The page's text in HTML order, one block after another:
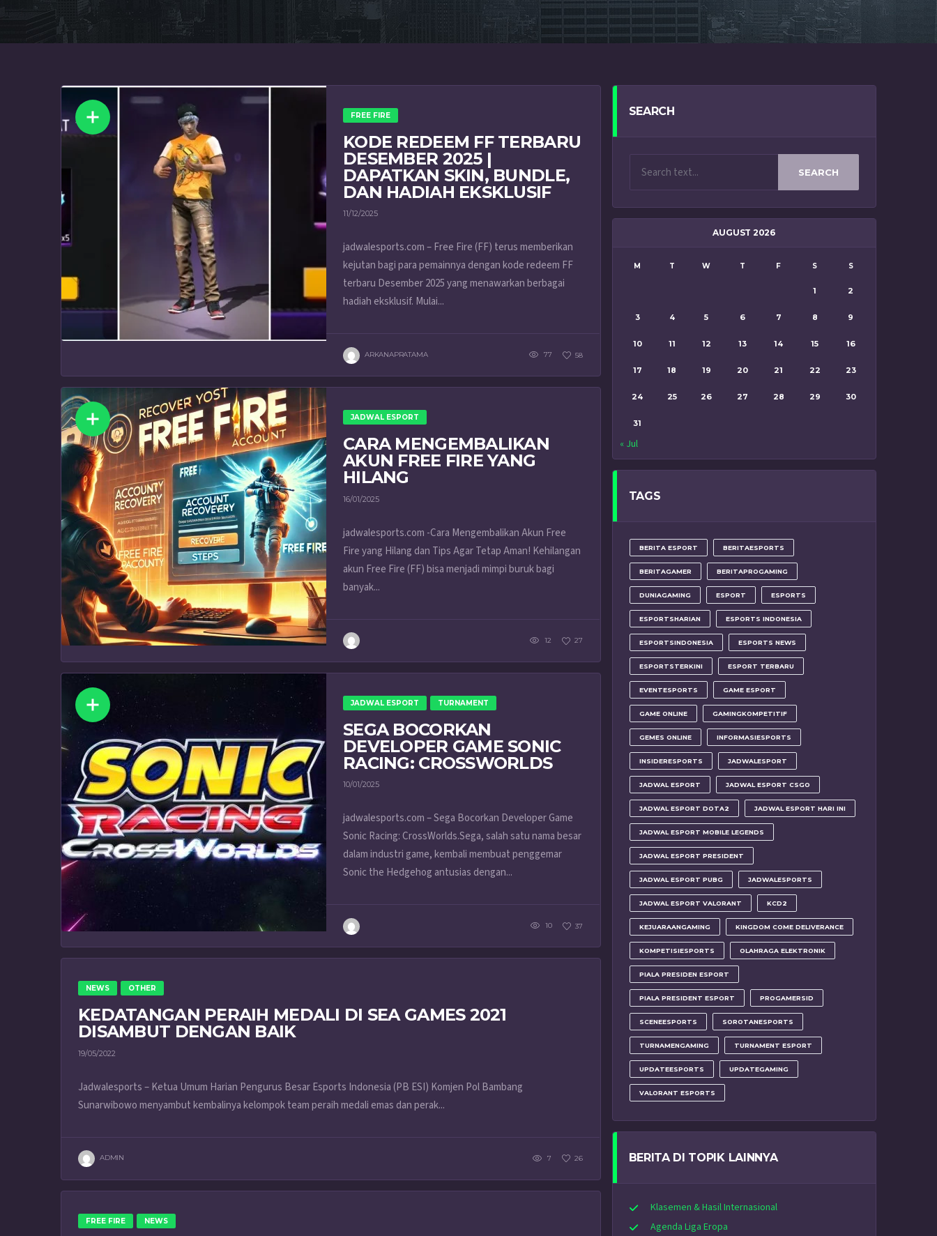
FREE FIRE
KODE REDEEM FF TERBARU
DESEMBER 2025 |
DAPATKAN SKIN, BUNDLE,
DAN HADIAH EKSKLUSIF
11/12/2025
jadwalesports.com – Free Fire (FF) terus memberikan
kejutan bagi para pemainnya dengan kode redeem FF
terbaru Desember 2025 yang menawarkan berbagai
hadiah eksklusif. Mulai...
ARKANAPRATAMA 77 58
JADWAL ESPORT
CARA MENGEMBALIKAN
AKUN FREE FIRE YANG
HILANG
16/01/2025
jadwalesports.com -Cara Mengembalikan Akun Free
Fire yang Hilang dan Tips Agar Tetap Aman! Kehilangan
akun Free Fire (FF) bisa menjadi mimpi buruk bagi
banyak...
12 27
JADWAL ESPORT TURNAMENT
SEGA BOCORKAN
DEVELOPER GAME SONIC
RACING: CROSSWORLDS
10/01/2025
jadwalesports.com – Sega Bocorkan Developer Game
Sonic Racing: CrossWorlds.Sega, salah satu nama besar
dalam industri game, kembali membuat penggemar
Sonic the Hedgehog antusias dengan...
10 37
NEWS OTHER
KEDATANGAN PERAIH MEDALI DI SEA GAMES 2021
DISAMBUT DENGAN BAIK
19/05/2022
Jadwalesports – Ketua Umum Harian Pengurus Besar Esports Indonesia (PB ESI) Komjen Pol Bambang
Sunarwibowo menyambut kembalinya kelompok team peraih medali emas dan perak...
ADMIN 7 26
FREE FIRE NEWS
SEARCH
SEARCH
AUGUST 2026
M T W T F S S
1 2
3 4 5 6 7 8 9
10 11 12 13 14 15 16
17 18 19 20 21 22 23
24 25 26 27 28 29 30
31
« Jul
TAGS
BERITA ESPORT BERITAESPORTS
BERITAGAMER BERITAPROGAMING
DUNIAGAMING ESPORT ESPORTS
ESPORTSHARIAN ESPORTS INDONESIA
ESPORTSINDONESIA ESPORTS NEWS
ESPORTSTERKINI ESPORT TERBARU
EVENTESPORTS GAME ESPORT
GAME ONLINE GAMINGKOMPETITIF
GEMES ONLINE INFORMASIESPORTS
INSIDERESPORTS JADWALESPORT
JADWAL ESPORT JADWAL ESPORT CSGO
JADWAL ESPORT DOTA2 JADWAL ESPORT HARI INI
JADWAL ESPORT MOBILE LEGENDS
JADWAL ESPORT PRESIDENT
JADWAL ESPORT PUBG JADWALESPORTS
JADWAL ESPORT VALORANT KCD2
KEJUARAANGAMING KINGDOM COME DELIVERANCE
KOMPETISIESPORTS OLAHRAGA ELEKTRONIK
PIALA PRESIDEN ESPORT
PIALA PRESIDENT ESPORT PROGAMERSID
SCENEESPORTS SOROTANESPORTS
TURNAMENGAMING TURNAMENT ESPORT
UPDATEESPORTS UPDATEGAMING
VALORANT ESPORTS
BERITA DI TOPIK LAINNYA
Klasemen & Hasil Internasional
Agenda Liga Eropa